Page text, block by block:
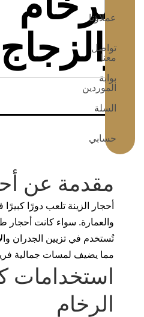
عملاؤنا
تواصل
معنا
بوابة
الموردين
السلة
حسابي
والزجاج
مقدمة عن
أحجار الزينة تلعب دورًا كبيرًا
والعمارة. سواء كانت أحجار
تُستخدم في تزيين الجدران
مما يضيف لمسات جمالية
استخدامات
الرخام